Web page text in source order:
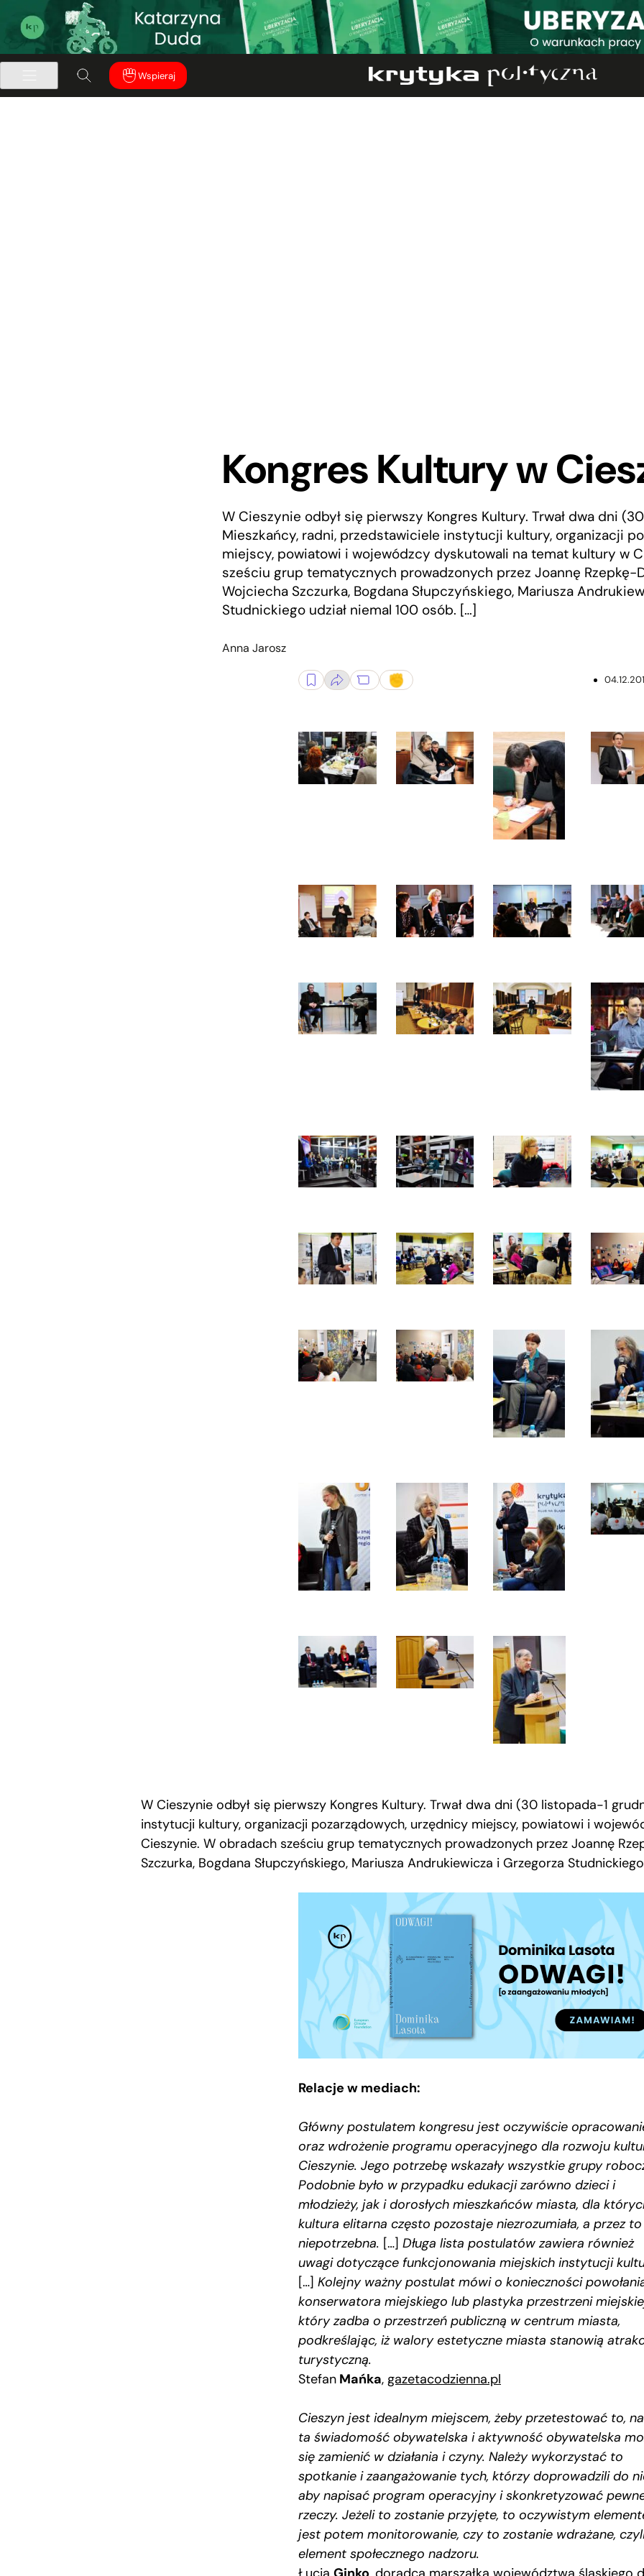
Wspieraj
Kongres Kultury w
W Cieszynie odbył się pierwszy Kongres Kultury. Trwał dwa dni
Mieszkańcy, radni, przedstawiciele instytucji kultury, organizacji
miejscy, powiatowi i wojewódzcy dyskutowali na temat kultury w
sześciu grup tematycznych prowadzonych przez Joannę Rzepkę-
Wojciecha Szczurka, Bogdana Słupczyńskiego, Mariusza
Studnickiego udział niemal 100 osób. […]
Anna Jarosz
W Cieszynie odbył się pierwszy Kongres Kultury. Trwał dwa dni (30 listopada-1
instytucji kultury, organizacji pozarządowych, urzędnicy miejscy, powiatowi i
Cieszynie. W obradach sześciu grup tematycznych prowadzonych przez Joannę
Szczurka, Bogdana Słupczyńskiego, Mariusza Andrukiewicza i Grzegorza
Relacje w mediach:
Główny postulatem kongresu jest oczywiście
oraz wdrożenie programu operacyjnego dla rozwoju
Cieszynie. Jego potrzebę wskazały wszystkie grupy
Podobnie było w przypadku edukacji zarówno dzieci i
młodzieży, jak i dorosłych mieszkańców miasta, dla
kultura elitarna często pozostaje niezrozumiała, a przez to
niepotrzebna. […] Długa lista postulatów zawiera również
uwagi dotyczące funkcjonowania miejskich instytucji
[…] Kolejny ważny postulat mówi o konieczności
konserwatora miejskiego lub plastyka przestrzeni
który zadba o przestrzeń publiczną w centrum miasta,
podkreślając, iż walory estetyczne miasta stanowią
turystyczną.
Stefan Mańka, gazetacodzienna.pl
Cieszyn jest idealnym miejscem, żeby przetestować to,
ta świadomość obywatelska i aktywność obywatelska
się zamienić w działania i czyny. Należy wykorzystać to
spotkanie i zaangażowanie tych, którzy doprowadzili do
aby napisać program operacyjny i skonkretyzować
rzeczy. Jeżeli to zostanie przyjęte, to oczywistym
jest potem monitorowanie, czy to zostanie wdrażane,
element społecznego nadzoru.